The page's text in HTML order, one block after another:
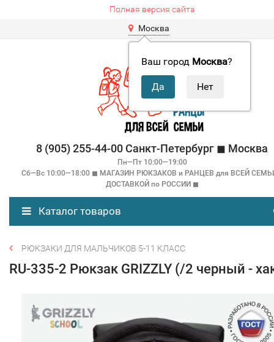
Полная версия сайта
Москва
Ваш город Москва?
8 (905) 255-44-00 Санкт-Петербург ◼ Москва
Пн—Пт 10:00—19:00
Сб—Вс 10:00—18:00 ◼ МАГАЗИН РЮКЗАКОВ и РАНЦЕВ для ВСЕЙ
ДОСТАВКОЙ по РОССИИ ◼
Каталог товаров
РЮКЗАКИ ДЛЯ МАЛЬЧИКОВ 5-11 КЛАСС
RU-335-2 Рюкзак GRIZZLY (/2 черный -